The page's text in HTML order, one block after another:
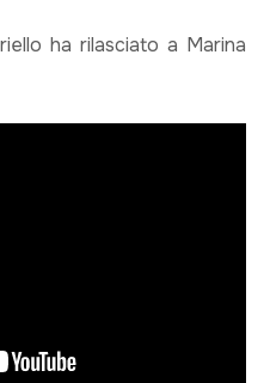
ha rilasciato a Marina